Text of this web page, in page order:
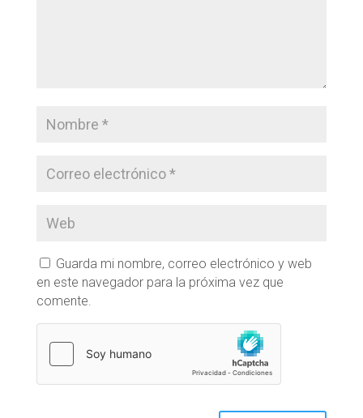
Guarda mi nombre, correo electrónico y web
en este navegador para la próxima vez que
comente.